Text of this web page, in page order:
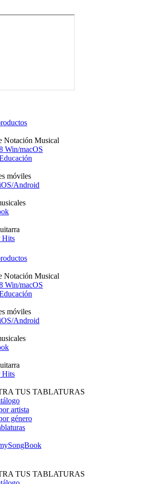
Notación Musical
Win/macOS
móviles
Android
Hits
Notación Musical
Win/macOS
móviles
Android
Hits
TUS TABLATURAS
artista
género
TUS TABLATURAS